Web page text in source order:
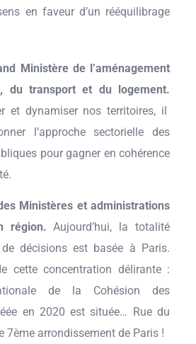
en faveur d’un rééquilibrage
Ministère de l’aménagement
du transport et du logement.
et dynamiser nos territoires, il
l’approche sectorielle des
pour gagner en cohérence
Ministères et administrations
région. Aujourd’hui, la totalité
décisions est basée à Paris.
cette concentration délirante :
de la Cohésion des
en 2020 est située… Rue du
7ème arrondissement de Paris !